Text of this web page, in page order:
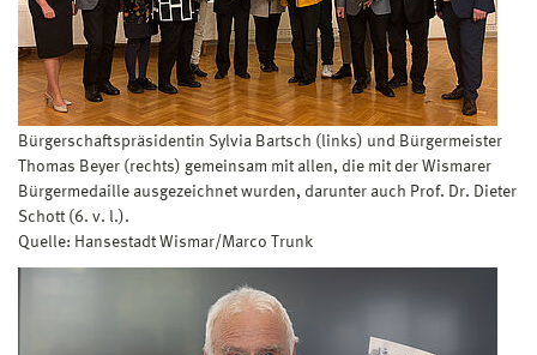
Bürgerschaftspräsidentin Sylvia Bartsch (links) und Bürgermeister
Thomas Beyer (rechts) gemeinsam mit allen, die mit der Wismarer
Bürgermedaille ausgezeichnet wurden, darunter auch Prof. Dr. Dieter
Schott (6. v. l.).
Quelle: Hansestadt Wismar/Marco Trunk